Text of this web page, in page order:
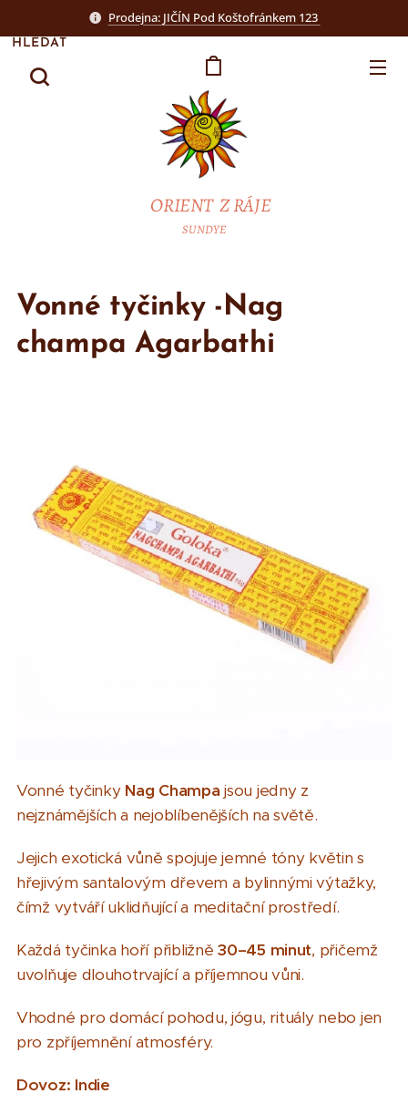
Prodejna: JIČÍN Pod Koštofránkem 123
ORIENT Z RÁJE
SUNDYE
HLEDAT
Vonné tyčinky -Nag
champa Agarbathi
Vonné tyčinky Nag Champa jsou jedny z
nejznámějších a nejoblíbenějších na světě.
Jejich exotická vůně spojuje jemné tóny květin s
hřejivým santalovým dřevem a bylinnými výtažky,
čímž vytváří uklidňující a meditační prostředí.
Každá tyčinka hoří přibližně30–45 minut, přičemž
uvolňuje dlouhotrvající a příjemnou vůni.
Vhodné pro domácí pohodu, jógu, rituály nebo jen
pro zpříjemnění atmosféry.
Dovoz: Indie